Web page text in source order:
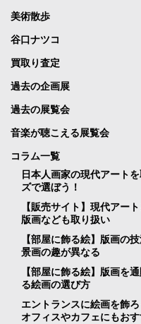
美術散歩
谷口ナツコ
買取り査定
過去の企画展
過去の展覧会
音楽が聴こえる展覧会
コラム一覧
日本人画家の現代アート
ズで選ぼう！
【販売サイト】現代アー
版画なども取り扱い
【部屋に飾る絵】版画の
景画の趣が異なる
【部屋に飾る絵】版画を
る絵画の選び方
エントランスに絵画を飾
オフィスやカフェにもお